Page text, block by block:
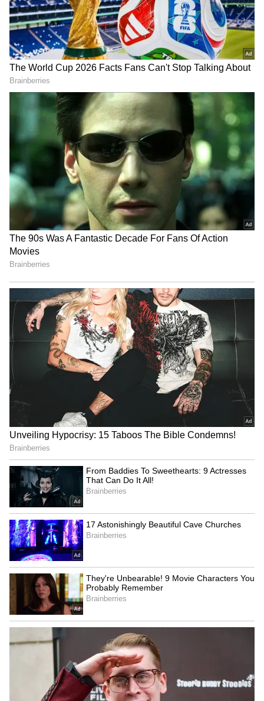
Godavari Tour Devarapalli
ఇంత హుషారు ఏంటి భయ్యా ఎలా
కొట్టేసుకుంటున్నాడో చూడండి | Hushar
Pittalu Movie Press Meet | Actor
Bhanu